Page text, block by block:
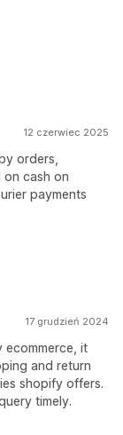
12 czerwiec 2025
orders,
on cash on
payments
17 grudzień 2024
ecommerce, it
and return
shopify offers.
timely.